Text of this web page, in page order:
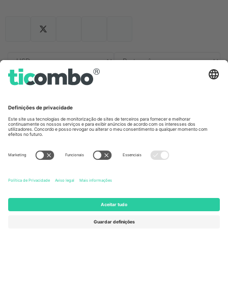
Germany
Unter den Linden 24, 10117
United Kingdom
167 City Road, London, Greater
Kingdom
United States
Newark, Delaware 19713, United
States
Engelberg, Switzerland